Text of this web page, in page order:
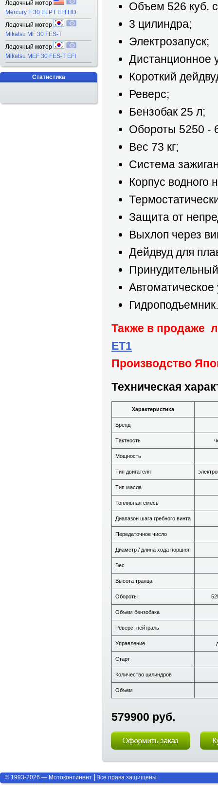
Объем 526 куб.
3 цилиндра;
Электрозапуск;
Дистанционное
Короткий
Реверс;
Бензобак 25 л;
Обороты 5250 -
Вес 73 кг;
Система
Корпус водного
Защита от
Выхлоп через
Дейдвуд для
Гидроподъемник.
Также в продаже
ET1
Производство
Техническая
Характеристика
Бренд
Тактность
Мощность
Тип двигателя
Тип масла
Топливная смесь
Диапазон шага гребного винта
Передаточное число
Диаметр / длина хода поршня
Вес
Высота транца
Обороты
Объем бензобака
Реверс, нейтраль
Управление
Старт
Количество цилиндров
Объем
579900 руб.
Лодочный мотор
Mercury F 30 ELPT EFI HD
Лодочный мотор
Mikatsu MF 30 FES-T
Лодочный мотор
Mikatsu MEF 30 FES-T EFI
Статистика
© 1993-2026 — Мотоконтинент Все права защищены